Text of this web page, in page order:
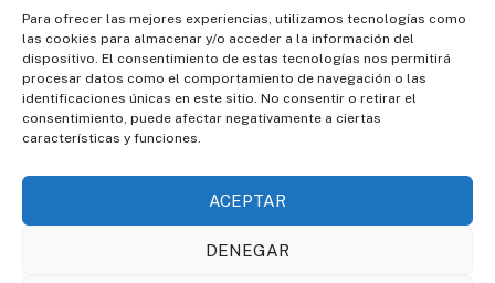
Para ofrecer las mejores experiencias, utilizamos tecnologías como
las cookies para almacenar y/o acceder a la información del
dispositivo. El consentimiento de estas tecnologías nos permitirá
procesar datos como el comportamiento de navegación o las
identificaciones únicas en este sitio. No consentir o retirar el
consentimiento, puede afectar negativamente a ciertas
características y funciones.
ACEPTAR
DENEGAR
Política de cookies Mapa del sitio
Política de cookies (UE)